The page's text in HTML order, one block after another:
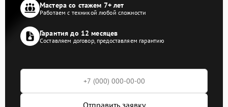
Мастера со стажем 7+ лет
Работаем с техникой любой сложности
Гарантия до 12 месяцев
Составляем договор, предоставляем гарантию